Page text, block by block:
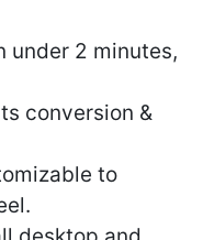
under 2 minutes,
conversion &
to